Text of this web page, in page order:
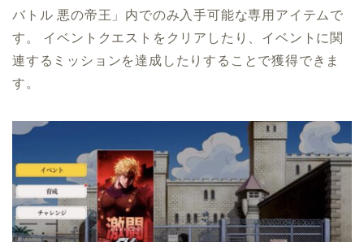
バトル 悪の帝王」内でのみ入手可能な専用アイテムで
す。 イベントクエストをクリアしたり、イベントに関
連するミッションを達成したりすることで獲得できま
す。